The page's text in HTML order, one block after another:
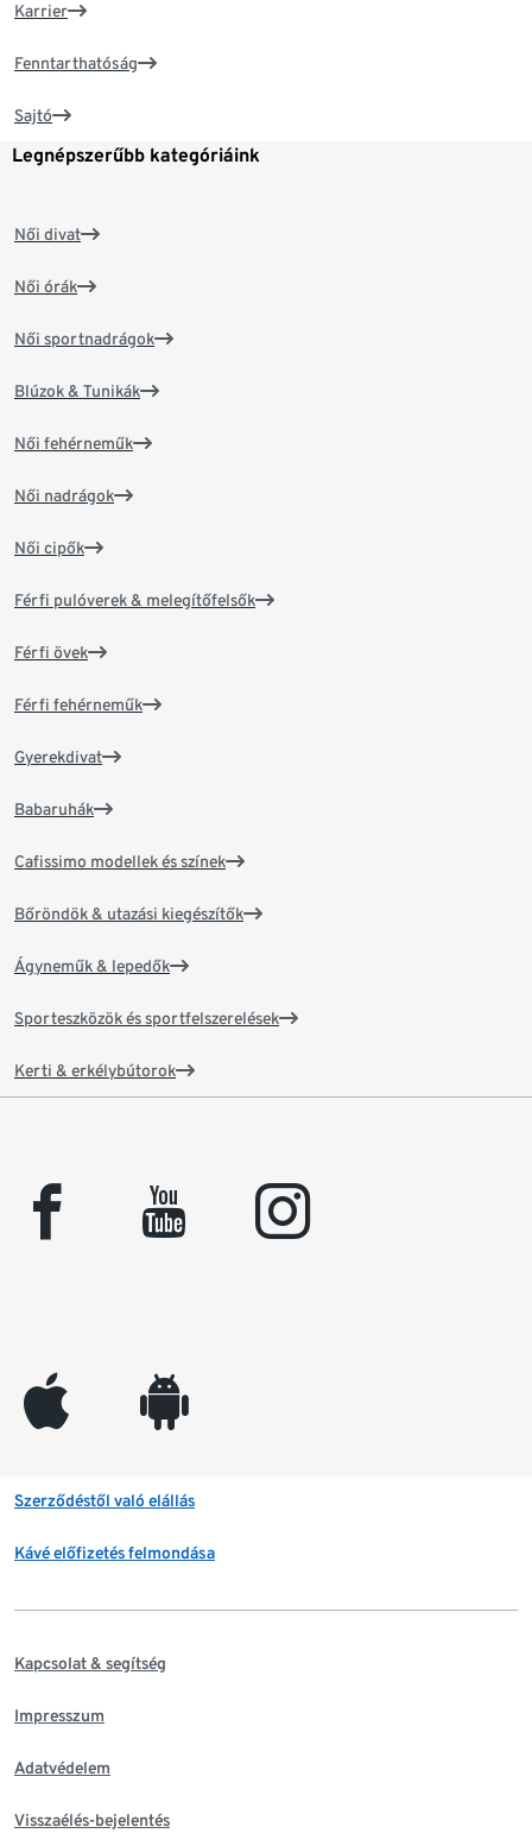
Karrier
Fenntarthatóság
Sajtó
Legnépszerűbb kategóriáink
Női divat
Női órák
Női sportnadrágok
Blúzok & Tunikák
Női fehérneműk
Női nadrágok
Női cipők
Férfi pulóverek & melegítőfelsők
Férfi övek
Férfi fehérneműk
Gyerekdivat
Babaruhák
Cafissimo modellek és színek
Bőröndök & utazási kiegészítők
Ágyneműk & lepedők
Sporteszközök és sportfelszerelések
Kerti & erkélybútorok
facebook youtube instagram
appleinc android
Szerződéstől való elállás
Kávé előfizetés felmondása
Kapcsolat & segítség
Impresszum
Adatvédelem
Visszaélés-bejelentés